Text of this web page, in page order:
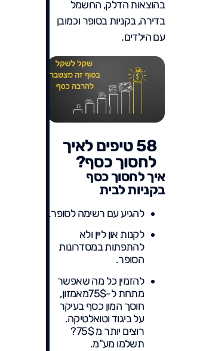
בהוצאות הדלק, החשמל
בדירה, בקניות בסופר וכמובן
עם הילדים.
58 טיפים לאיך
לחסוך כסף?
איך לחסוך כסף
בקניות לבית
להגיע עם רשימה לסופר.
לקנות און ליין ולא
להתפתות במסדרונות
הסופר.
להזמין כל מה שאפשר
מתחת ל-75$מאמזון,
חוסך המון כסף בעיקר
על ביגוד וטואלטיקה.
רוצים יותר מ 75$?
תשלמו מע"מ.